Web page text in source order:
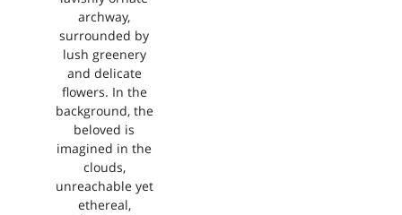
archway,
surrounded by
lush greenery
and delicate
flowers. In the
background, the
beloved is
imagined in the
clouds,
unreachable yet
ethereal,